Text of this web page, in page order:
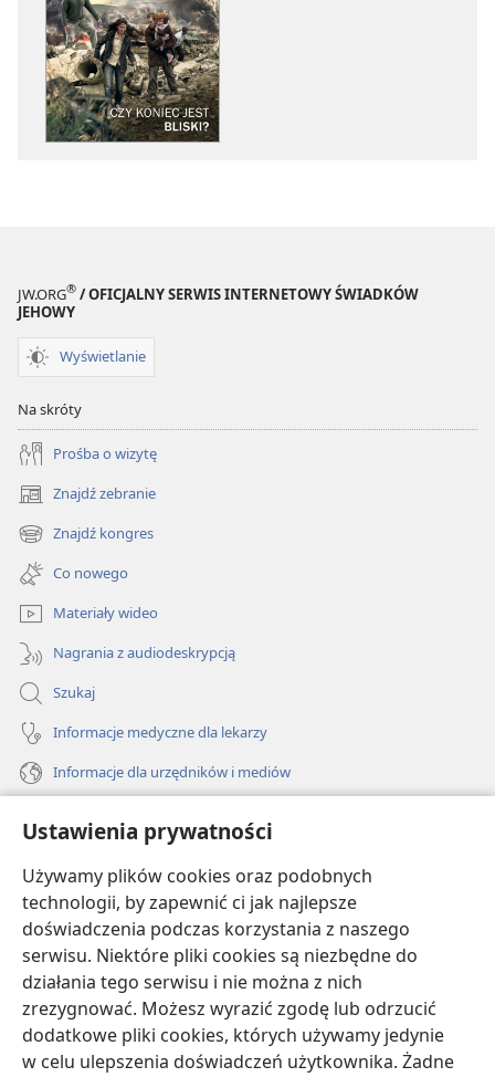
Ustawienia prywatności
Używamy plików cookies oraz podobnych
technologii, by zapewnić ci jak najlepsze
doświadczenia podczas korzystania z naszego
serwisu. Niektóre pliki cookies są niezbędne do
działania tego serwisu i nie można z nich
zrezygnować. Możesz wyrazić zgodę lub odrzucić
dodatkowe pliki cookies, których używamy jedynie
w celu ulepszenia doświadczeń użytkownika. Żadne
JW.ORG® / OFICJALNY SERWIS INTERNETOWY ŚWIADKÓW
JEHOWY
Wyświetlanie
Na skróty
Prośba o wizytę
Znajdź zebranie
(opens
new
window)
Znajdź kongres
(opens
new
window)
Co nowego
Materiały wideo
Nagrania z audiodeskrypcją
Szukaj
Informacje medyczne dla lekarzy
Informacje dla urzędników i mediów
Darowizny
(opens
new
window)BIBLIOTEKA INTERNETOWA Strażnicy
(opens
new
window)JW Hub
(opens
new
window)JW Library